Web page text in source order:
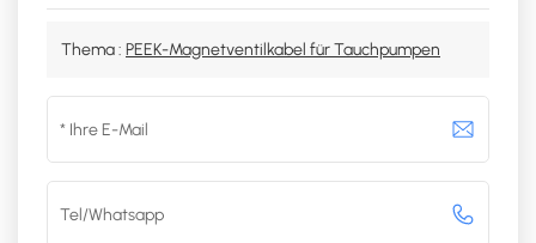
Thema : PEEK-Magnetventilkabel für Tauchpumpen